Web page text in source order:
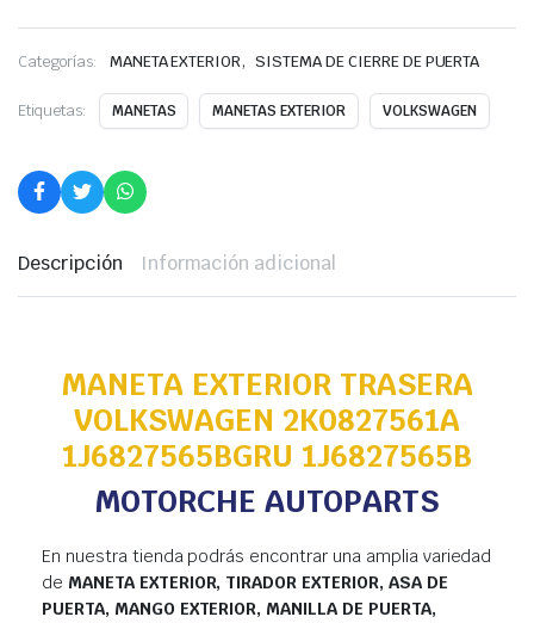
Categorías: MANETA EXTERIOR, SISTEMA DE CIERRE DE PUERTA
Etiquetas: MANETAS MANETAS EXTERIOR VOLKSWAGEN
Descripción Información adicional
MANETA EXTERIOR TRASERA
VOLKSWAGEN 2K0827561A
1J6827565BGRU 1J6827565B
MOTORCHE AUTOPARTS
En nuestra tienda podrás encontrar una amplia variedad
de MANETA EXTERIOR, TIRADOR EXTERIOR, ASA DE
PUERTA, MANGO EXTERIOR, MANILLA DE PUERTA,